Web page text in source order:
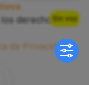
Sin voz
derechos
de Privacidad